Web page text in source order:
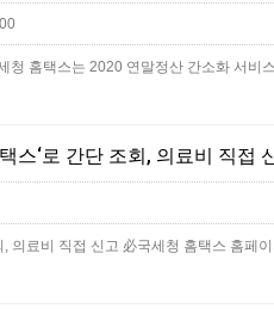
청 홈택스는 2020 연말정산 간소화 서
스‘로 간단 조회, 의료비 직접
의료비 직접 신고 必국세청 홈택스 홈페